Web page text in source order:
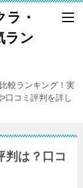
・
ラン
較ランキング！実
口コミ評判を詳し
判は？口コ